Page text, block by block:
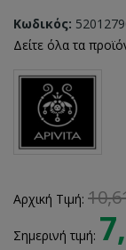
Κωδικός:
Δείτε όλα τα
Αρχική Τιμή:
Σημερινή τιμή: